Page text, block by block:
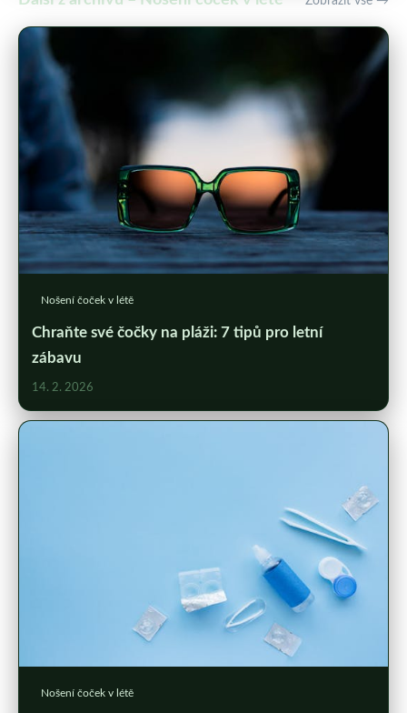
Nošení čoček v létě
Chraňte své čočky na pláži: 7 tipů pro letní
zábavu
14. 2. 2026
Nošení čoček v létě